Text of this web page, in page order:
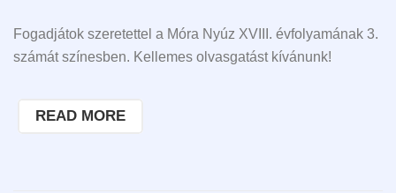
Fogadjátok szeretettel a Móra Nyúz XVIII. évfolyamának 3.
számát színesben. Kellemes olvasgatást kívánunk!
READ MORE